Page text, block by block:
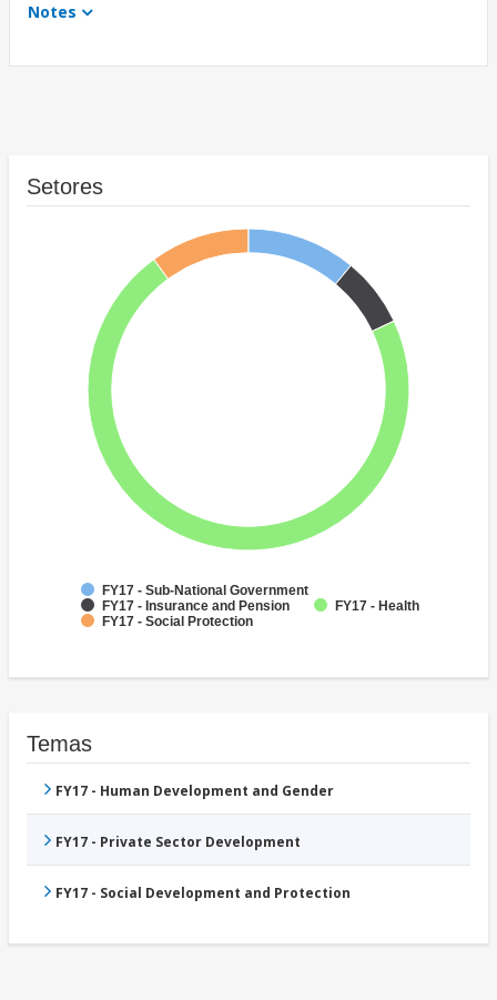
Notes
Setores
FY17 - Sub-National Government
FY17 - Insurance and Pension
FY17 - Health
FY17 - Social Protection
Temas
FY17 - Human Development and Gender
FY17 - Private Sector Development
FY17 - Social Development and Protection